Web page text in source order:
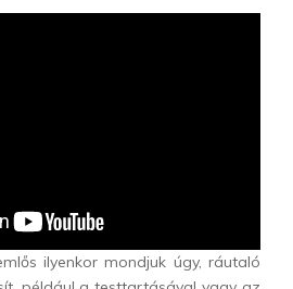
ilyenkor mondjuk úgy, ráutaló